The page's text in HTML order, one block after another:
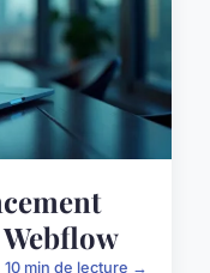
10 min de lecture →